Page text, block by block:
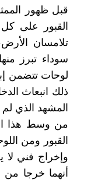
قبل ظهور
القبور على
تلامسان
سوداء تبرز
لوحات تتضمن
ذلك انبعاث
المشهد الذي
من وسط هذا
القبور ومن
وإخراج فني لا
أنهما خرجا